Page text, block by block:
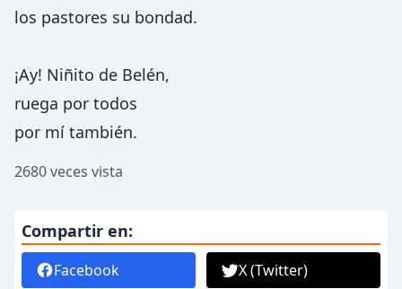
los pastores su bondad.
¡Ay! Niñito de Belén,
ruega por todos
por mí también.
2680 veces vista
Compartir en:
Facebook X (Twitter)